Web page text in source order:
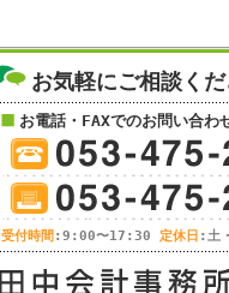
お気軽にご相談くだ
お電話・FAXでのお問い合わ
受付時間 :9:00〜17:30 定休日 :土